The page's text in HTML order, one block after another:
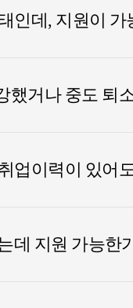
인데, 지원이 가
했거나 중도 퇴
업이력이 있어
데 지원 가능한